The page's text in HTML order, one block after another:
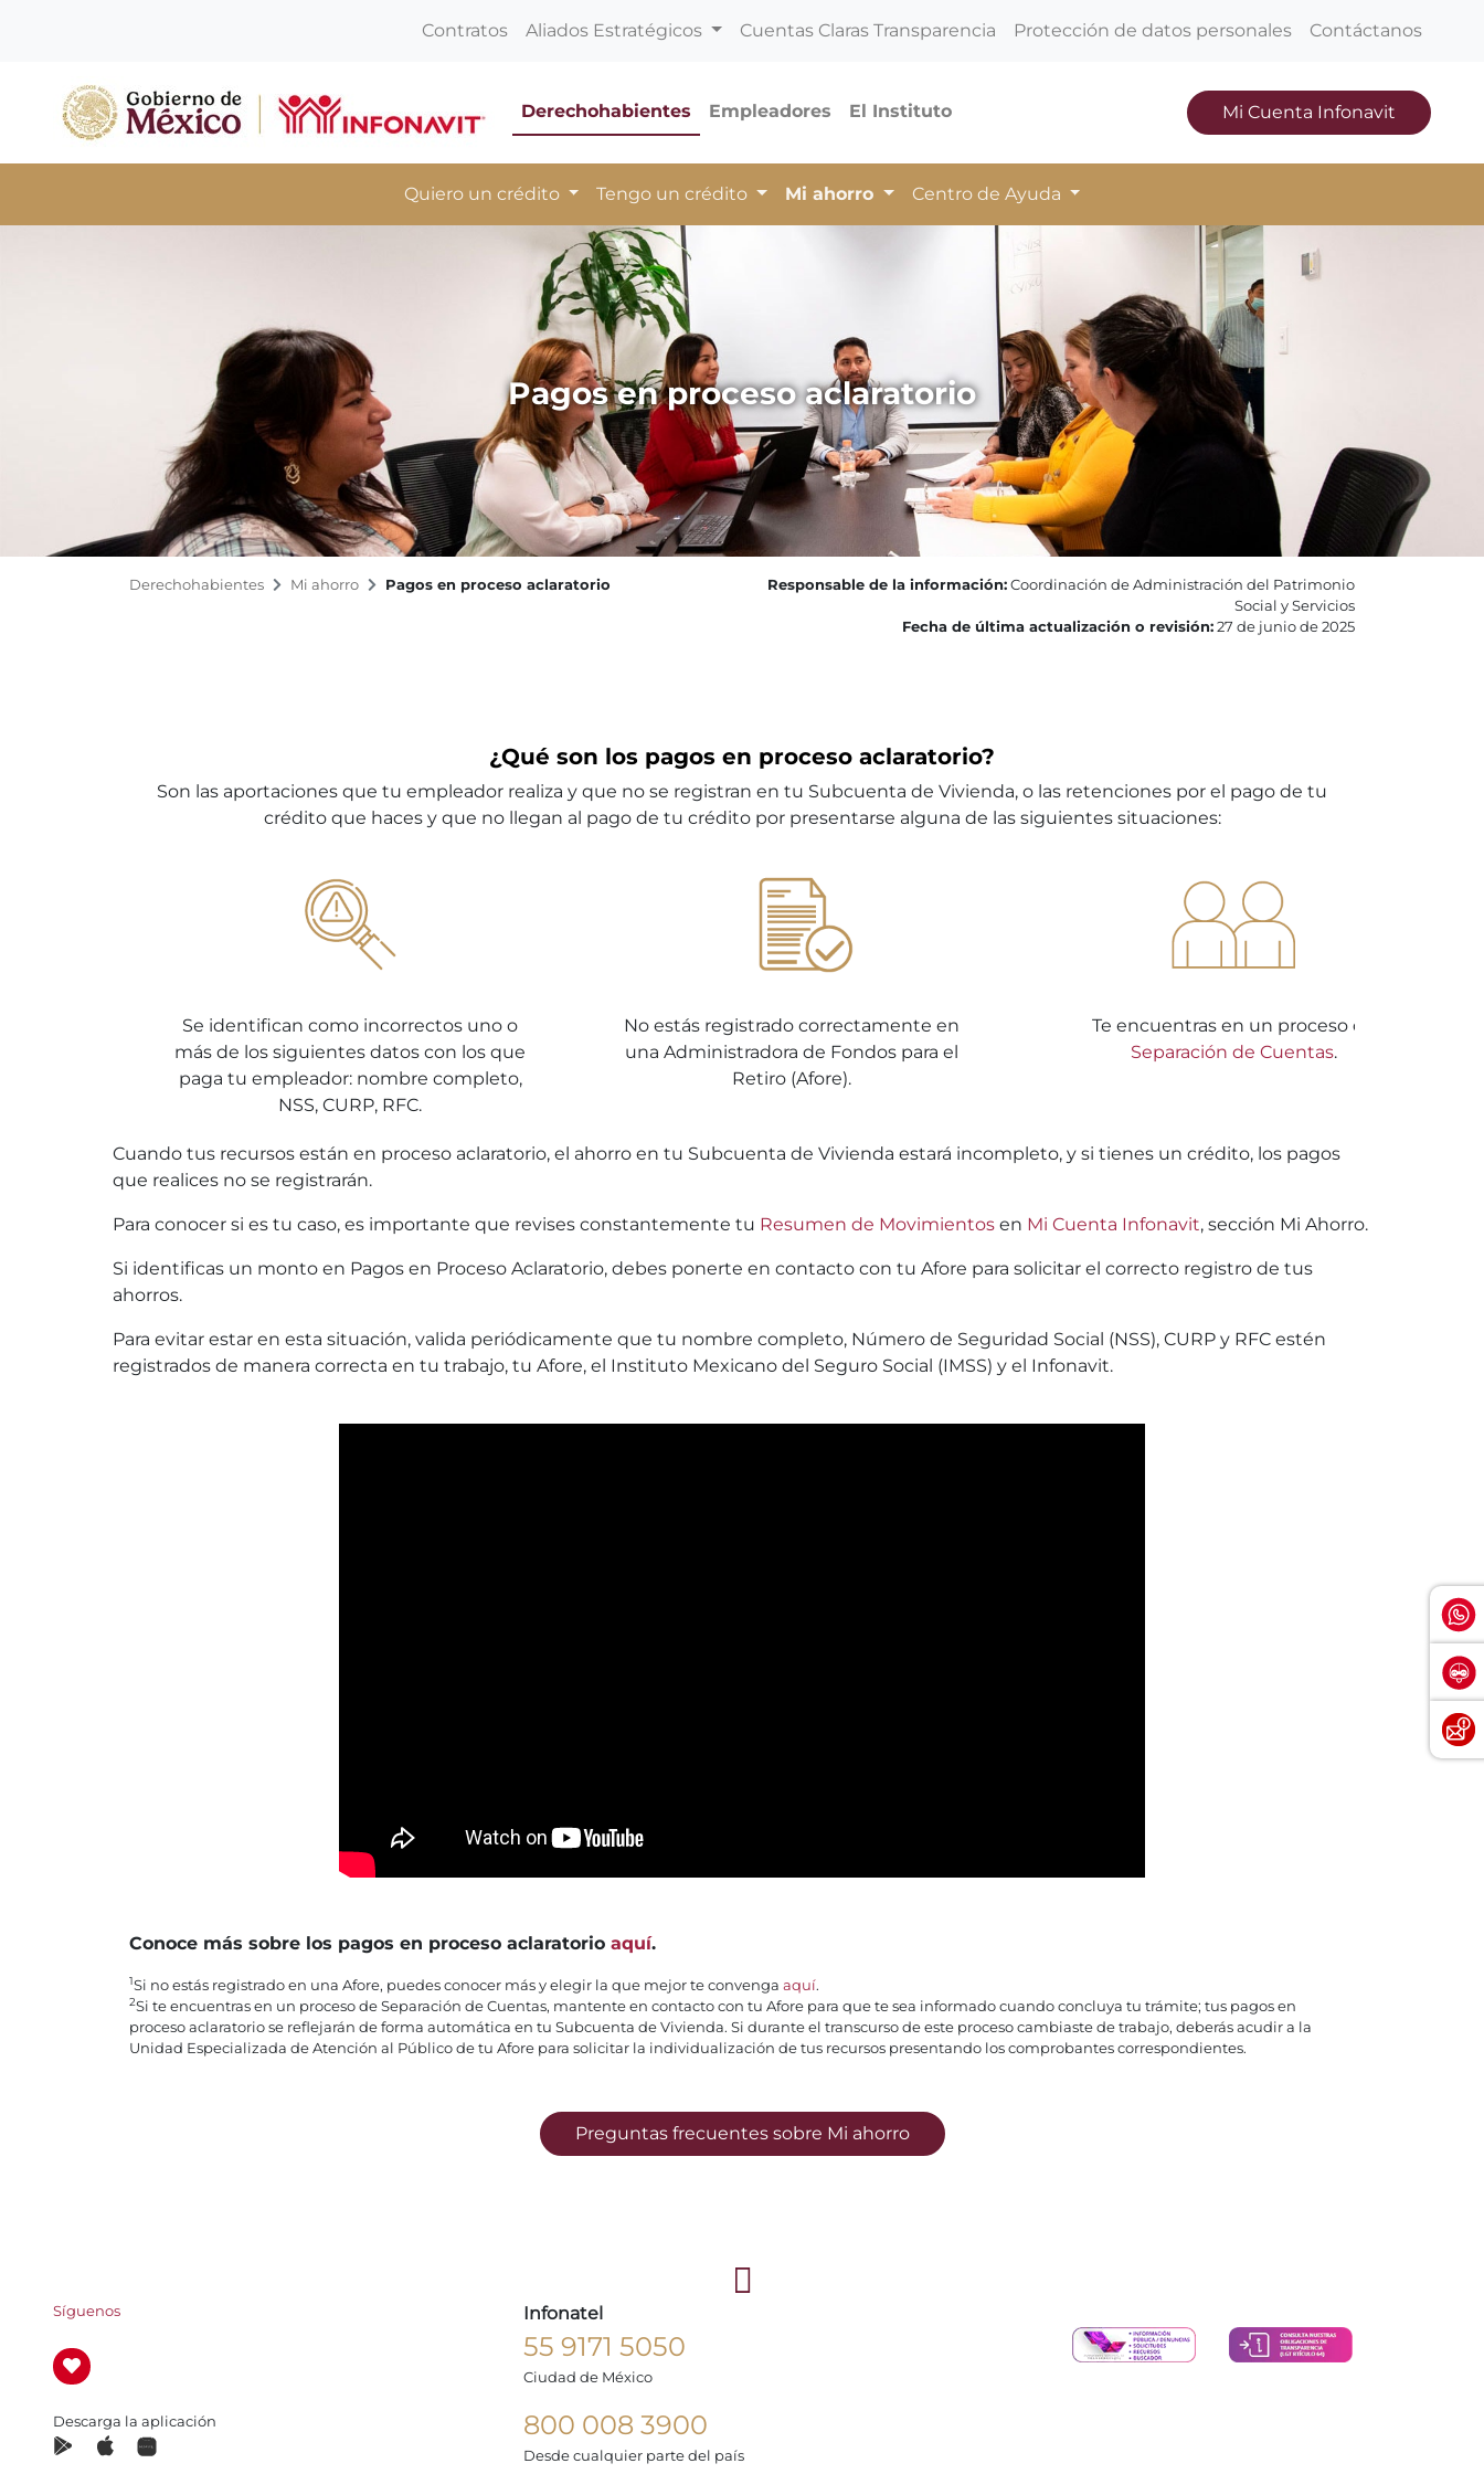
Contratos Aliados Estratégicos Cuentas Claras Transparencia Protección de datos personales Contáctanos
Derechohabientes Empleadores El Instituto Mi Cuenta Infonavit
Quiero un crédito Tengo un crédito Mi ahorro Centro de Ayuda
Pagos en proceso aclaratorio
Derechohabientes Mi ahorro Pagos en proceso aclaratorio Responsable de la información: Coordinación de Administración del Patrimonio
Social y Servicios
Fecha de última actualización o revisión: 27 de junio de 2025
¿Qué son los pagos en proceso aclaratorio?
Son las aportaciones que tu empleador realiza y que no se registran en tu Subcuenta de Vivienda, o las retenciones por el pago de tu
crédito que haces y que no llegan al pago de tu crédito por presentarse alguna de las siguientes situaciones:
Se identifican como incorrectos uno o
más de los siguientes datos con los que
paga tu empleador: nombre completo,
NSS, CURP, RFC.
No estás registrado correctamente en
una Administradora de Fondos para el
Retiro (Afore).
Te encuentras en un proceso de
Separación de Cuentas.
Cuando tus recursos están en proceso aclaratorio, el ahorro en tu Subcuenta de Vivienda estará incompleto, y si tienes un crédito, los pagos
que realices no se registrarán.
Para conocer si es tu caso, es importante que revises constantemente tu Resumen de Movimientos en Mi Cuenta Infonavit, sección Mi Ahorro.
Si identificas un monto en Pagos en Proceso Aclaratorio, debes ponerte en contacto con tu Afore para solicitar el correcto registro de tus
ahorros.
Para evitar estar en esta situación, valida periódicamente que tu nombre completo, Número de Seguridad Social (NSS), CURP y RFC estén
registrados de manera correcta en tu trabajo, tu Afore, el Instituto Mexicano del Seguro Social (IMSS) y el Infonavit.
Conoce más sobre los pagos en proceso aclaratorio aquí.
1Si no estás registrado en una Afore, puedes conocer más y elegir la que mejor te convenga aquí.
2Si te encuentras en un proceso de Separación de Cuentas, mantente en contacto con tu Afore para que te sea informado cuando concluya tu trámite; tus pagos en
proceso aclaratorio se reflejarán de forma automática en tu Subcuenta de Vivienda. Si durante el transcurso de este proceso cambiaste de trabajo, deberás acudir a la
Unidad Especializada de Atención al Público de tu Afore para solicitar la individualización de tus recursos presentando los comprobantes correspondientes.
Preguntas frecuentes sobre Mi ahorro
Síguenos
Descarga la aplicación
Infonatel
55 9171 5050
Ciudad de México
800 008 3900
Desde cualquier parte del país